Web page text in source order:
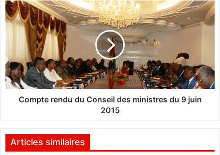
r
e
s
I
l
r
e
à
C
o
m
e
r
e
n
d
u
o
Compte rendu du Conseil des ministres du 9 juin
2015
Articles similaires